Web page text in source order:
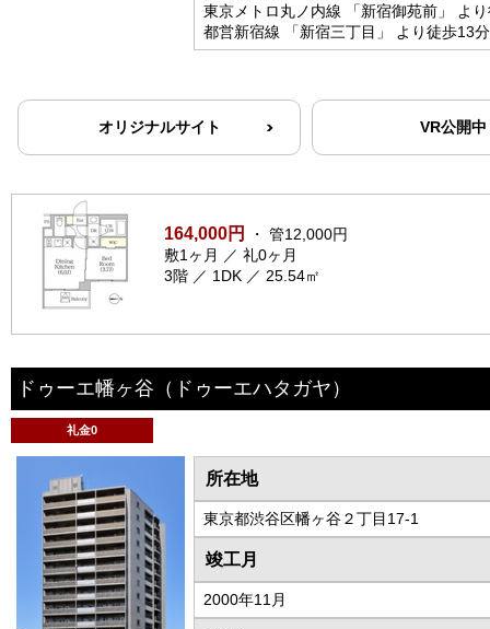
東京メトロ丸ノ内線 「新宿御苑前」 よ
都営新宿線 「新宿三丁目」 より徒歩13分
オリジナルサイト VR公開中
164,000円
・ 管12,000円
敷1ヶ月 ／ 礼0ヶ月
3階 ／ 1DK ／ 25.54㎡
ドゥーエ幡ヶ谷 （ドゥーエハタガヤ）
礼金0
所在地
東京都渋谷区幡ヶ谷２丁目17-1
竣工月
2000年11月